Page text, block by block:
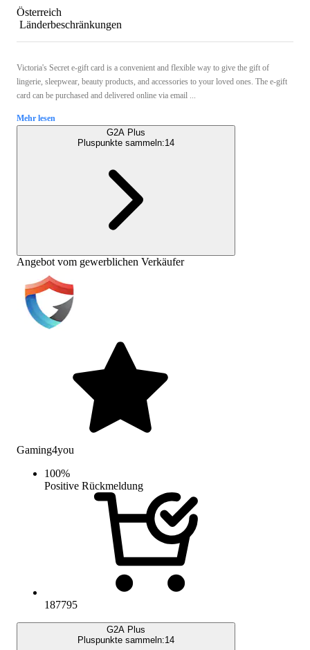
Österreich
Länderbeschränkungen
Victoria's Secret e-gift card is a convenient and flexible way to give the gift of
lingerie, sleepwear, beauty products, and accessories to your loved ones. The e-gift
card can be purchased and delivered online via email ...
Mehr lesen
G2A Plus
Pluspunkte sammeln:14
Angebot vom gewerblichen Verkäufer
Gaming4you
100%
Positive Rückmeldung
187795
G2A Plus
Pluspunkte sammeln:14